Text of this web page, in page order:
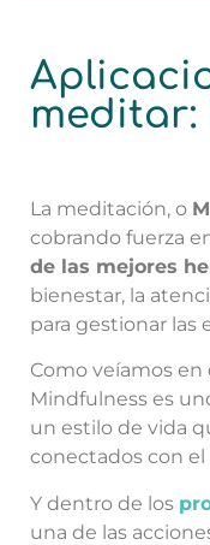
La meditación, o
cobrando fuerza
de las mejores
bienestar, la
para gestionar las
Como veíamos en
Mindfulness es
un estilo de vida
conectados con
Y dentro de los
una de las